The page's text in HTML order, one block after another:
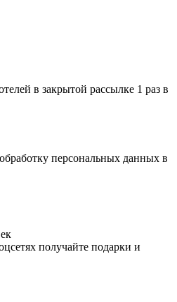
в закрытой рассылке 1 раз в
персональных данных в
получайте подарки и